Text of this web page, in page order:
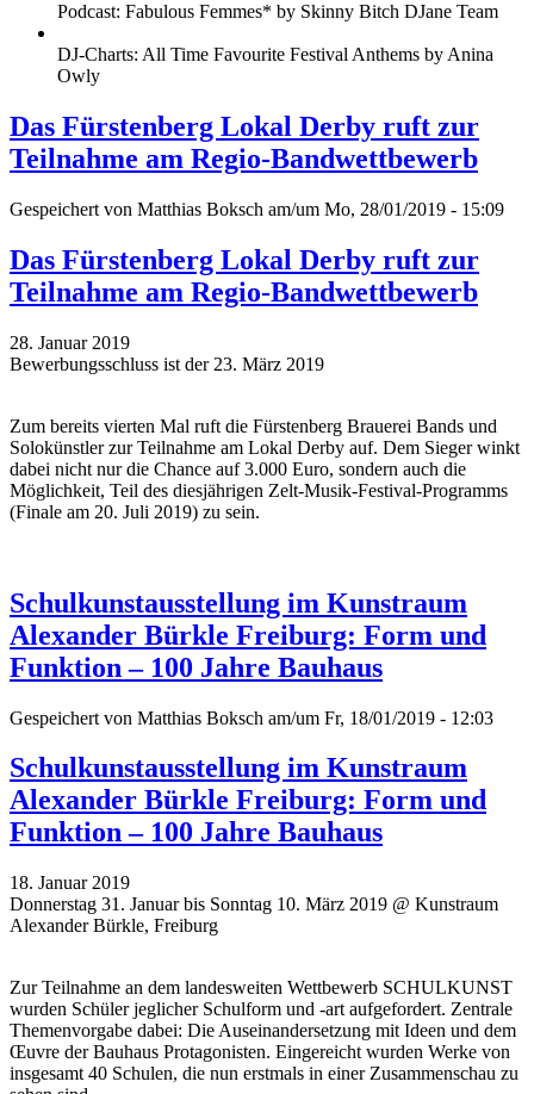
Podcast: Fabulous Femmes* by Skinny Bitch DJane Team
DJ-Charts: All Time Favourite Festival Anthems by Anina
Owly
Das Fürstenberg Lokal Derby ruft zur
Teilnahme am Regio-Bandwettbewerb
Gespeichert von Matthias Boksch am/um Mo, 28/01/2019 - 15:09
Das Fürstenberg Lokal Derby ruft zur
Teilnahme am Regio-Bandwettbewerb
28. Januar 2019
Bewerbungsschluss ist der 23. März 2019
Zum bereits vierten Mal ruft die Fürstenberg Brauerei Bands und
Solokünstler zur Teilnahme am Lokal Derby auf. Dem Sieger winkt
dabei nicht nur die Chance auf 3.000 Euro, sondern auch die
Möglichkeit, Teil des diesjährigen Zelt-Musik-Festival-Programms
(Finale am 20. Juli 2019) zu sein.
Schulkunstausstellung im Kunstraum
Alexander Bürkle Freiburg: Form und
Funktion – 100 Jahre Bauhaus
Gespeichert von Matthias Boksch am/um Fr, 18/01/2019 - 12:03
Schulkunstausstellung im Kunstraum
Alexander Bürkle Freiburg: Form und
Funktion – 100 Jahre Bauhaus
18. Januar 2019
Donnerstag 31. Januar bis Sonntag 10. März 2019 @ Kunstraum
Alexander Bürkle, Freiburg
Zur Teilnahme an dem landesweiten Wettbewerb SCHULKUNST
wurden Schüler jeglicher Schulform und -art aufgefordert. Zentrale
Themenvorgabe dabei: Die Auseinandersetzung mit Ideen und dem
Œuvre der Bauhaus Protagonisten. Eingereicht wurden Werke von
insgesamt 40 Schulen, die nun erstmals in einer Zusammenschau zu